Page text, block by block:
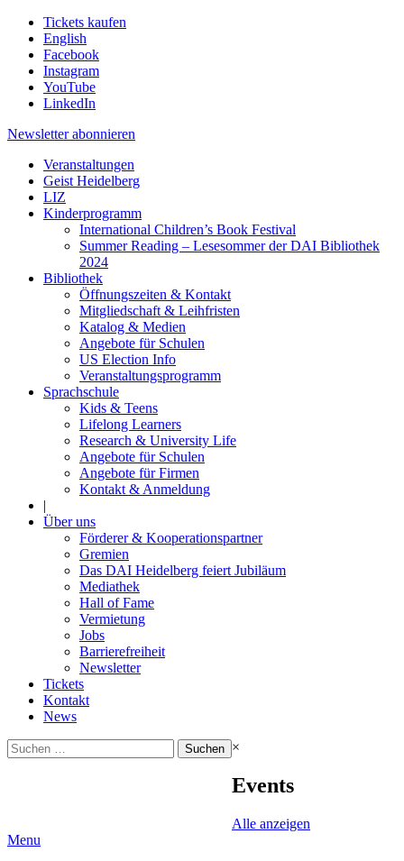
Tickets kaufen
English
Facebook
Instagram
YouTube
LinkedIn
Newsletter abonnieren
Veranstaltungen
Geist Heidelberg
LIZ
Kinderprogramm
International Children’s Book Festival
Summer Reading – Lesesommer der DAI Bibliothek
2024
Bibliothek
Öffnungszeiten & Kontakt
Mitgliedschaft & Leihfristen
Katalog & Medien
Angebote für Schulen
US Election Info
Veranstaltungsprogramm
Sprachschule
Kids & Teens
Lifelong Learners
Research & University Life
Angebote für Schulen
Angebote für Firmen
Kontakt & Anmeldung
|
Über uns
Förderer & Kooperationspartner
Gremien
Das DAI Heidelberg feiert Jubiläum
Mediathek
Hall of Fame
Vermietung
Jobs
Barrierefreiheit
Newsletter
Tickets
Kontakt
News
Suchen
nach:
×
Events
Alle anzeigen
Menu